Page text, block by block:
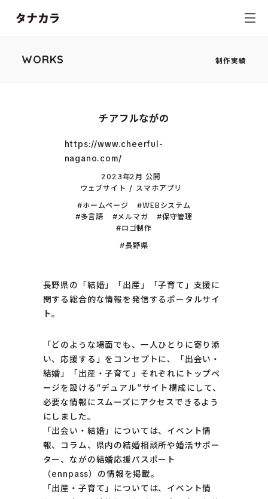
WORKS 制作実績
チアフルながの
https://www.cheerful-
nagano.com/
2023年2月 公開
ウェブサイト
スマホアプリ
ホームページ
WEBシステム
多言語
メルマガ
保守管理
ロゴ制作
長野県
長野県の「結婚」「出産」「子育て」支援に
関する総合的な情報を発信するポータルサイ
ト。
「どのような場面でも、一人ひとりに寄り添
い、応援する」をコンセプトに、「出会い・
結婚」「出産・子育て」それぞれにトップペ
ージを設ける“デュアル”サイト構成にして、
必要な情報にスムーズにアクセスできるよう
にしました。
「出会い・結婚」については、イベント情
報、コラム、県内の結婚相談所や婚活サポー
ター、ながの結婚応援パスポート
（ennpass）の情報を掲載。
「出産・子育て」については、イベント情